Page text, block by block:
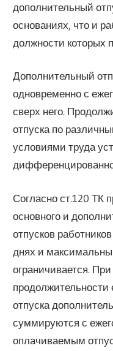
дополнительный
основаниях, что и
должности которых
Дополнительный
одновременно с
сверх него.
отпуска по
условиями труда
Согласно ст.120 ТК
основного и
отпусков
днях и
ограничивается.
продолжительности
отпуска
суммируются с
оплачиваемым